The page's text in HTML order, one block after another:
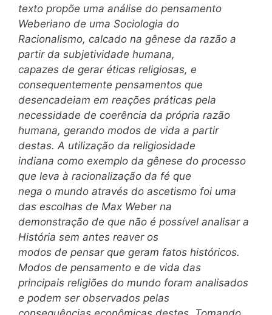
texto propõe uma análise do pensamento
Weberiano de uma Sociologia do
Racionalismo, calcado na gênese da razão a
partir da subjetividade humana,
capazes de gerar éticas religiosas, e
consequentemente pensamentos que
desencadeiam em reações práticas pela
necessidade de coerência da própria razão
humana, gerando modos de vida a partir
destas. A utilização da religiosidade
indiana como exemplo da gênese do processo
que leva à racionalização da fé que
nega o mundo através do ascetismo foi uma
das escolhas de Max Weber na
demonstração de que não é possível analisar a
História sem antes reaver os
modos de pensar que geram fatos históricos.
Modos de pensamento e de vida das
principais religiões do mundo foram analisados
e podem ser observados pelas